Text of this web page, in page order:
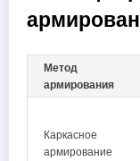
Метод
армирования
Каркасное
армирование